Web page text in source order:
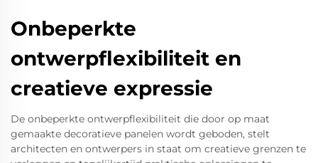
Onbeperkte
ontwerpflexibiliteit en
creatieve expressie
De onbeperkte ontwerpflexibiliteit die door op maat
gemaakte decoratieve panelen wordt geboden, stelt
architecten en ontwerpers in staat om creatieve grenzen te